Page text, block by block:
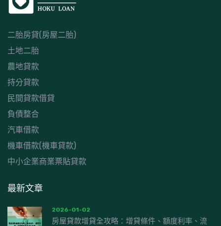
二胎房貸(房屋二胎)
土地二胎
農地貸款
持分貸款
民間貸款借貸
負債整合
汽車借款
機車借款(機車貸款)
中小企業商業票貼貸款
最新文章
2026-01-02
房屋貸款增貸全攻略：增貸條件、額度利率、流